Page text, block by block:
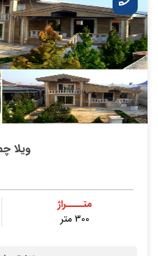
ویلا
متــــراژ
300 متر